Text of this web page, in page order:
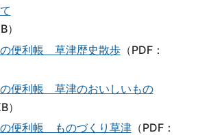
便利帳 草津歴史散歩（PDF：
便利帳 草津のおいしいもの
）
便利帳 ものづくり草津（PDF：